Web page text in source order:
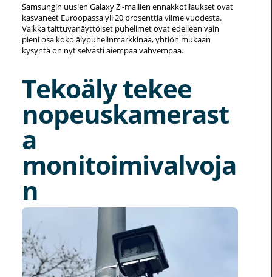
Samsungin uusien Galaxy Z -mallien ennakkotilaukset ovat
kasvaneet Euroopassa yli 20 prosenttia viime vuodesta.
Vaikka taittuvanäyttöiset puhelimet ovat edelleen vain
pieni osa koko älypuhelinmarkkinaa, yhtiön mukaan
kysyntä on nyt selvästi aiempaa vahvempaa.
Tekoäly tekee
nopeuskamerast
a
monitoimivalvoja
n